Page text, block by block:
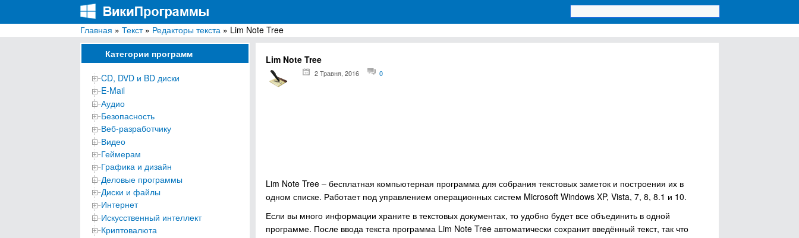
ВикиПрограммы
Энциклопедия бесплатных компьютерных программ для Windows
Главная » Текст» Редакторы текста » Lim Note Tree
Категории программ
CD, DVD и BD диски
E-Mail
Аудио
Безопасность
Веб-разработчику
Видео
Геймерам
Графика и дизайн
Деловые программы
Диски и файлы
Интернет
Искусственный интеллект
Криптовалюта
Lim Note Tree
2 Травня, 2016 0
Lim Note Tree – бесплатная компьютерная программа для собрания текстовых заметок и построения их в
одном списке. Работает под управлением операционных систем Microsoft Windows XP, Vista, 7, 8, 8.1 и 10.
Если вы много информации храните в текстовых документах, то удобно будет все объединить в одной
программе. После ввода текста программа Lim Note Tree автоматически сохранит введённый текст, так что